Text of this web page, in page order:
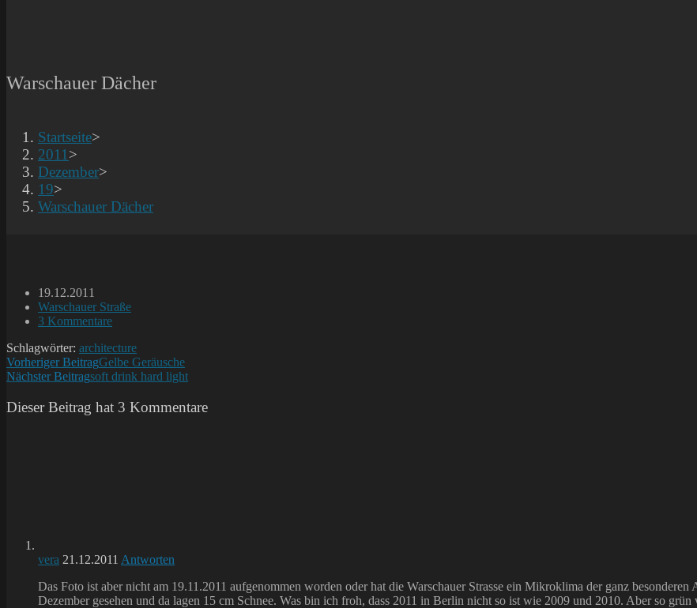
Warschauer Dächer
Startseite>
2011 >
Dezember>
19>
Warschauer Dächer
Beitrag
veröffentlicht:
19.12.2011
Beitrags-
Kategorie:
Warschauer Straße
Beitrags-
3 Kommentare
Schlagwörter: architecture
Weitere
Artikel
ansehen
Vorheriger BeitragGelbe Geräusche
Nächster Beitragsoft drink hard light
Dieser Beitrag hat 3 Kommentare
vera 21.12.2011 Antworten
Das Foto ist aber nicht am 19.11.2011 aufgenommen worden oder hat die Warschauer Strasse ein Mikroklima der ganz
Dezember gesehen und da lagen 15 cm Schnee. Was bin ich froh, dass 2011 in Berlin nicht so ist wie 2009 und 2010. Aber so